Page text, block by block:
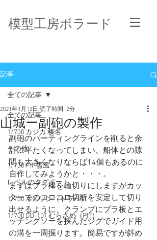
模型工房ボラード
記事
全ての記事
1/700 カジカ 榛名
その他
1/700 PIT 雪風
レベルのタグボート
1/700 ネルソン（トラペ）
1/700 DD-101 むらさめ（PIT）
全ての記事
山城ー副砲の製作
2021年1月12日 読了時間: 2分
副砲のパーティングラインを削ると余
計に平たくなってしまい、船体との隙
間も大きくなりならば14個もあるのに
自作してみようかと・・・。
まずはプラ棒を輪切りにしますがカッ
ターでのコロコロ切断を安定して切り
出せるように、クランプにプラ板とエ
ッチングソーを挟んだジグでガイド用
の溝を一周掘ります。簡易ですが斜め